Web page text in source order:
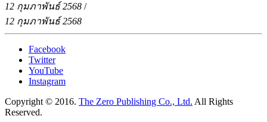
12 กุมภาพันธ์ 2568 /
12 กุมภาพันธ์ 2568
Facebook
Twitter
YouTube
Instagram
Copyright © 2016. The Zero Publishing Co., Ltd. All Rights
Reserved.